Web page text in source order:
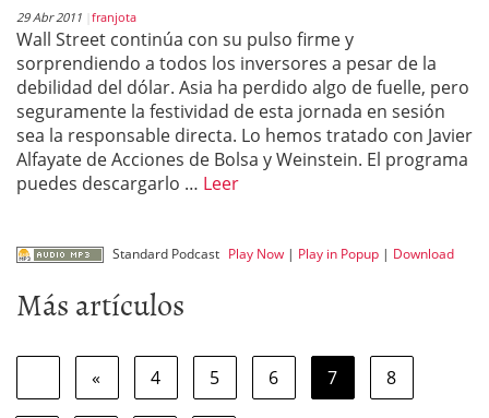
29 Abr 2011 franjota
Wall Street continúa con su pulso firme y
sorprendiendo a todos los inversores a pesar de la
debilidad del dólar. Asia ha perdido algo de fuelle, pero
seguramente la festividad de esta jornada en sesión
sea la responsable directa. Lo hemos tratado con Javier
Alfayate de Acciones de Bolsa y Weinstein. El programa
puedes descargarlo … Leer
Standard Podcast Play Now| Play in Popup| Download
Más artículos
« 4 5 6 7 8